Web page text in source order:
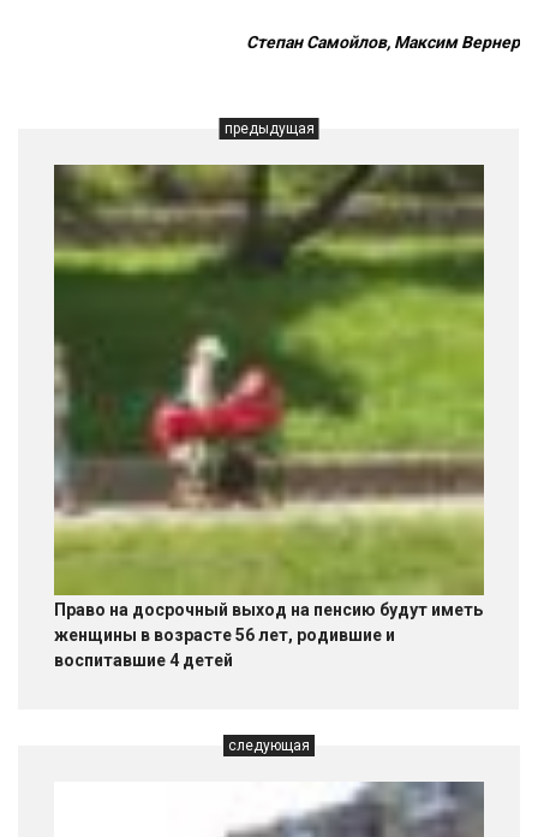
Степан Самойлов, Максим Вернер
предыдущая
Право на досрочный выход на пенсию будут иметь
женщины в возрасте 56 лет, родившие и
воспитавшие 4 детей
следующая